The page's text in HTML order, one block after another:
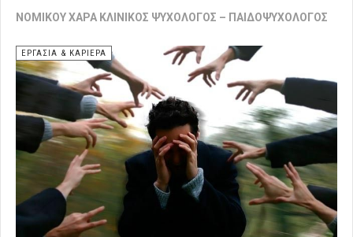
ΝΟΜΙΚΟΎ ΧΑΡΆ ΚΛΙΝΙΚΌΣ ΨΥΧΟΛΌΓΟΣ – ΠΑΙΔΟΨΥΧΟΛΌΓΟΣ
ΕΡΓΑΣΊΑ & ΚΑΡΙΈΡΑ